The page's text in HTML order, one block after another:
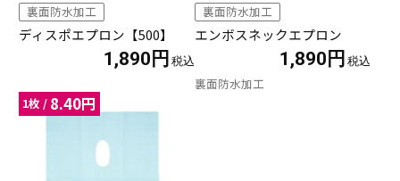
裏面防水加工
ディスポエプロン【500】
1,890円
裏面防水加工
エンボスネックエプロン
1,890円
裏面防水加工
1枚 / 8.40円